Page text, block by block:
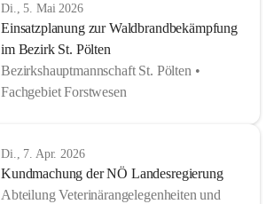
Di., 5. Mai 2026
Einsatzplanung zur Waldbrandbekämpfung
im Bezirk St. Pölten
Bezirkshauptmannschaft St. Pölten •
Fachgebiet Forstwesen
Di., 7. Apr. 2026
Kundmachung der NÖ Landesregierung
Abteilung Veterinärangelegenheiten und